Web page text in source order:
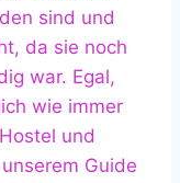
sind und
da sie noch
war. Egal,
wie immer
und
Guide